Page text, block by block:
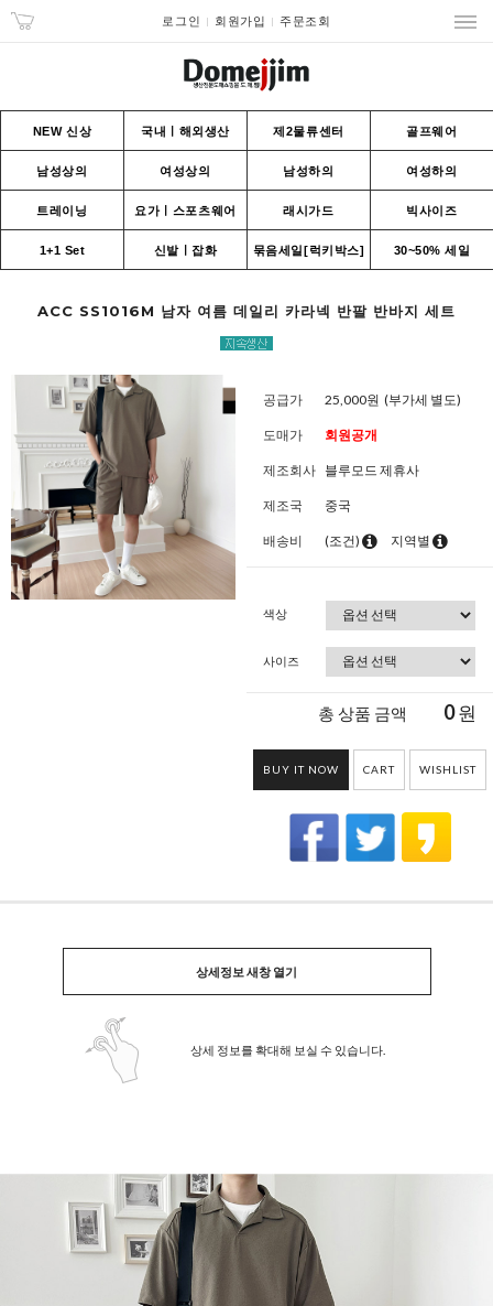
로그인 회원가입 주문조회
NEW 신상 국내ㅣ해외생산 제2물류센터 골프웨어
남성상의 여성상의 남성하의 여성하의
트레이닝 요가ㅣ스포츠웨어 래시가드 빅사이즈
1+1 Set 신발ㅣ잡화 묶음세일[럭키박스] 30~50% 세일
ACC SS1016M 남자 여름 데일리 카라넥 반팔 반바지 세트
공급가 25,000원 (부가세 별도)
도매가 회원공개
제조회사 블루모드 제휴사
제조국 중국
배송비 (조건) 지역별
색상
사이즈
총 상품 금액 0원
BUY IT NOW CART WISHLIST
상세정보 새창 열기
상세 정보를 확대해 보실 수 있습니다.